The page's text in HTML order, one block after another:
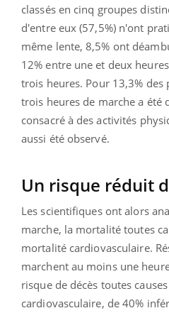
classés en cinq groupes
d'entre eux (57,5%) n'ont
même lente, 8,5% ont
12% entre une et deux
trois heures. Pour 13,3% des
trois heures de marche a été
consacré à des activités
aussi été observé.
Un risque réduit
Les scientifiques ont alors
marche, la mortalité toutes
mortalité cardiovasculaire.
marchent au moins une
risque de décès toutes
cardiovasculaire, de 40%